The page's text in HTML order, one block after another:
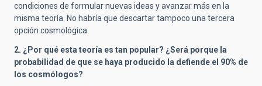
condiciones de formular nuevas ideas y avanzar más en la
misma teoría. No habría que descartar tampoco una tercera
opción cosmológica.
2. ¿Por qué esta teoría es tan popular? ¿Será porque la
probabilidad de que se haya producido la defiende el 90% de
los cosmólogos?